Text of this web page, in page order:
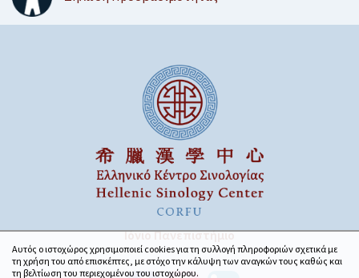
Ιόνιο Πανεπιστήμιο
Αυτός ο ιστοχώρος χρησιμοποιεί cookies για τη συλλογή πληροφοριών σχετικά με
τη χρήση του από επισκέπτες, με στόχο την κάλυψη των αναγκών τους καθώς και
τη βελτίωση του περιεχομένου του ιστοχώρου.